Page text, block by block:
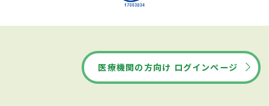
医療機関の方向け ログインページ